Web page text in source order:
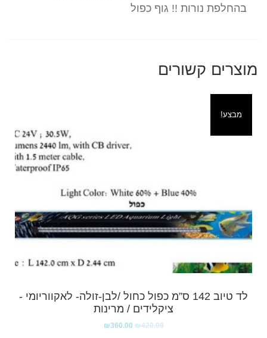
בהחלפת נורות !! גוף כפול
מוצרים קשורים
מבצע!
לד טיוב 142 ס”מ כפול כחול /לבן-זולה- לאקווריומי -
ציקלידים / מרינות
₪420.00
₪360.00